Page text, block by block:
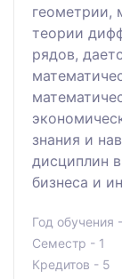
геометрии,
теории
рядов,
знания и
дисциплин
бизнеса и
Год обучения
Семестр - 1
Кредитов - 5